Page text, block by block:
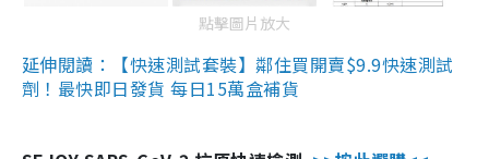
點擊圖片放大
延伸閱讀：【快速測試套裝】鄰住買開賣$9.9快速測試
劑！最快即日發貨 每日15萬盒補貨